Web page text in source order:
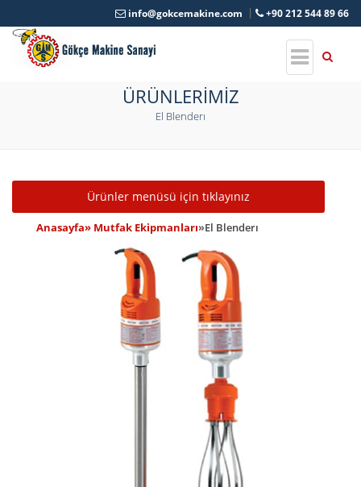
info@gokcemakine.com +90 212 544 89 66
ÜRÜNLERİMİZ
El Blenderı
Toggle navigation
Ürünler menüsü için tıklayınız
Anasayfa» Mutfak Ekipmanları»El Blenderı